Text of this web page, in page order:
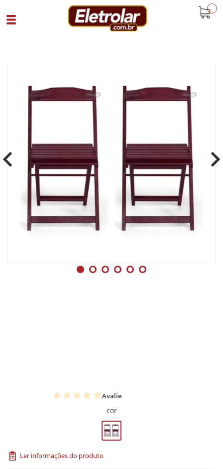
Cozinha E Lavandeira Cadeiras E Banquetas
Conjunto 2 Cadeiras Dobrável Pellas
Cód 92018 SKU K425
Avalie
cor
Ler informações do produto